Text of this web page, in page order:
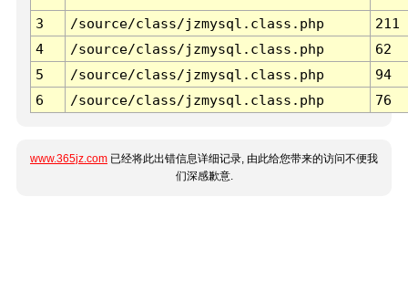
3 /source/class/jzmysql.class.php
211
4
/source/class/jzmysql.class.php
62
5
/source/class/jzmysql.class.php
94
6
/source/class/jzmysql.class.php 76
www.365jz.com 已经将此出错信息详细记录, 由此给您带来的访问不便我
们深感歉意.